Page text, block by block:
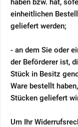
haben bzw. hat,
einheitlichen
geliefert werden;
- an dem Sie oder
der Beförderer ist,
Stück in Besitz
Ware bestellt
Stücken geliefert
Um Ihr